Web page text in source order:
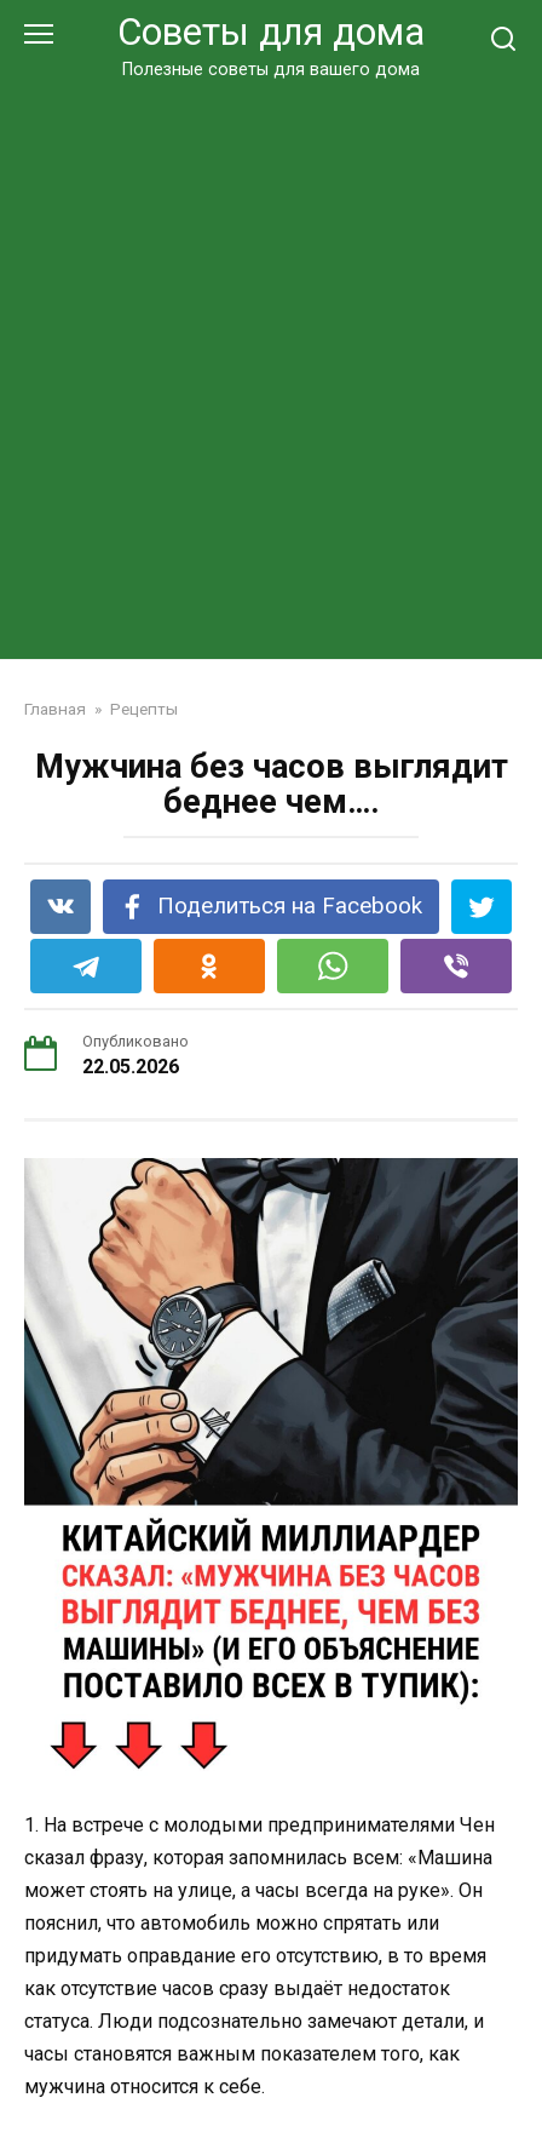
Советы для дома
Полезные советы для вашего дома
Главная » Рецепты
Мужчина без часов выглядит
беднее чем….
Поделиться на Facebook
Опубликовано
22.05.2026
1. На встрече с молодыми предпринимателями Чен
сказал фразу, которая запомнилась всем: «Машина
может стоять на улице, а часы всегда на руке». Он
пояснил, что автомобиль можно спрятать или
придумать оправдание его отсутствию, в то время
как отсутствие часов сразу выдаёт недостаток
статуса. Люди подсознательно замечают детали, и
часы становятся важным показателем того, как
мужчина относится к себе.